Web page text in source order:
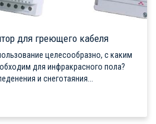
для греющего кабеля
целесообразно, с каким
для инфракрасного пола?
и снеготаяния...